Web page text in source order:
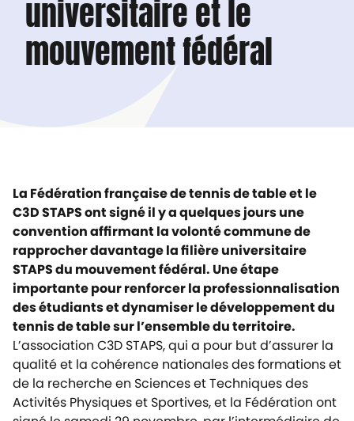
universitaire et le
mouvement fédéral
La Fédération française de tennis de table et le
C3D STAPS ont signé il y a quelques jours une
convention affirmant la volonté commune de
rapprocher davantage la filière universitaire
STAPS du mouvement fédéral. Une étape
importante pour renforcer la professionnalisation
des étudiants et dynamiser le développement du
tennis de table sur l’ensemble du territoire.
L’association C3D STAPS, qui a pour but d’assurer la
qualité et la cohérence nationales des formations et
de la recherche en Sciences et Techniques des
Activités Physiques et Sportives, et la Fédération ont